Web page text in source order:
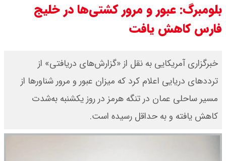
بلومبرگ: عبور و مرور کشتی‌ها در خلیج
فارس کاهش یافت
خبرگزاری آمریکایی به نقل از «گزارش‌های دریافتی» از
ترددهای دریایی اعلام کرد که میزان عبور و مرور شناورها از
مسیر ساحلی عمان در تنگه هرمز در روز یکشنبه به‌شدت
کاهش یافته و به حداقل رسیده است.